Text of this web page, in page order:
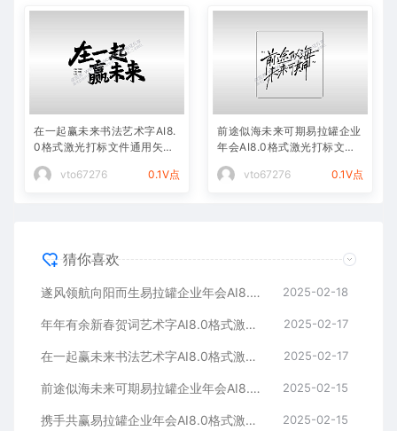
在一起赢未来书法艺术字AI8.
0格式激光打标文件通用矢量
vto67276
0.1V点
前途似海未来可期易拉罐企业
年会AI8.0格式激光打标文件
vto67276
0.1V点
猜你喜欢
遂风领航向阳而生易拉罐企业年会AI8.0格式激光打标文件通用矢量图 2025-02-18
年年有余新春贺词艺术字AI8.0格式激光打标文件通用矢量图 2025-02-17
在一起赢未来书法艺术字AI8.0格式激光打标文件通用矢量图 2025-02-17
前途似海未来可期易拉罐企业年会AI8.0格式激光打标文件通用矢量图 2025-02-15
携手共赢易拉罐企业年会AI8.0格式激光打标文件通用矢量图 2025-02-15